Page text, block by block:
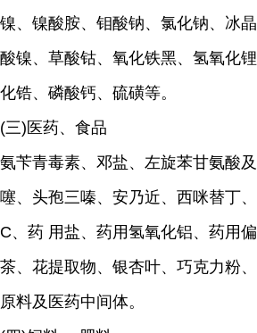
镍、镍酸胺、钼酸钠、氯化钠、冰
酸镍、草酸钴、氧化铁黑、氢氧化
化锆、磷酸钙、硫磺等。
(三)医药、食品
氨苄青毒素、邓盐、左旋苯甘氨酸
噻、头孢三嗪、安乃近、西咪替丁
C、药 用盐、药用氢氧化铝、药用
茶、花提取物、银杏叶、巧克力粉
原料及医药中间体。